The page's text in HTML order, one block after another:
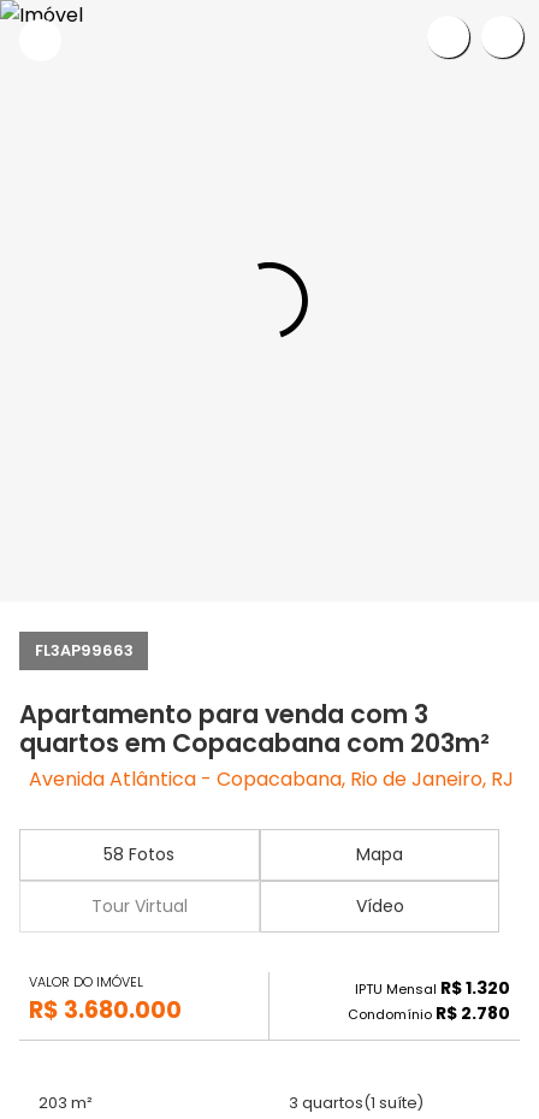
FL3AP99663
Apartamento para venda com 3
quartos em Copacabana com 203m²
Avenida Atlântica - Copacabana, Rio de Janeiro, RJ
58 Fotos Mapa
Tour Virtual Vídeo
VALOR DO IMÓVEL
R$ 3.680.000
IPTU Mensal R$ 1.320
Condomínio R$ 2.780
203 m² 3 quartos(1 suíte)